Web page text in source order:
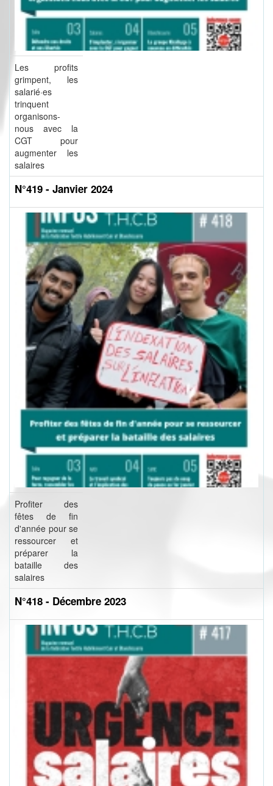
Les profits
grimpent, les
salarié·es
trinquent
organisons-
nous avec la
CGT pour
augmenter les
salaires
N°419 - Janvier 2024
Profiter des
fêtes de fin
d'année pour se
ressourcer et
préparer la
bataille des
salaires
N°418 - Décembre 2023